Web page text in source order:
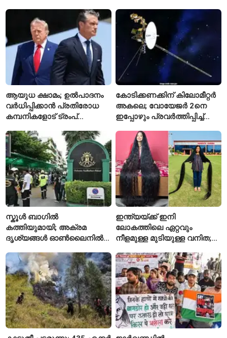
ആയുധ ക്ഷാമം; ഉൽപാദനം
വർധിപ്പിക്കാൻ പ്രതിരോധ
കമ്പനികളോട് ട്രംപ്
കോടിക്കണക്കിന് കിലോമീറ്റർ
അകലെ; വോയേജർ 2നെ
ഇപ്പോഴും പ്രവർത്തിപ്പിച്ച്
സ്കൂൾ ബാഗിൽ
കത്തിയുമായി; അക്രമ
ദൃശ്യങ്ങൾ ഓൺലൈനിൽ
കൗമാരക്കാരൻ
ഇന്ത്യയ്ക്ക് ഇനി
ലോകത്തിലെ ഏറ്റവും
നീളമുള്ള മുടിയുള്ള വനിത;